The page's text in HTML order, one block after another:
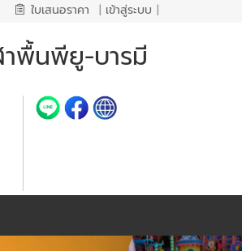
ใบเสนอราคา | เข้าสู่ระบบ |
พื้นพียู-บารมี